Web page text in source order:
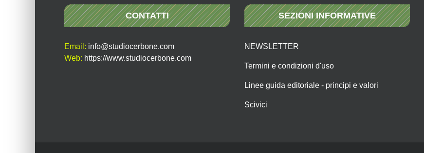
CONTATTI
Email: info@studiocerbone.com
Web: https://www.studiocerbone.com
SEZIONI INFORMATIVE
NEWSLETTER
Termini e condizioni d'uso
Linee guida editoriale - principi e valori
Scivici